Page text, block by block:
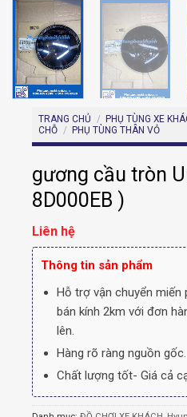
TRANG CHỦ / PHỤ TÙNG XE
CHỖ / PHỤ TÙNG THÂN VỎ
gương cầu tròn
8D000EB )
Liên hệ
Thông tin sản phẩm
Hỗ trợ vận chuyển
bán kính 2km với đơn
lên.
Hàng rõ ràng nguồn gốc.
Chất lượng tốt- Giá cả